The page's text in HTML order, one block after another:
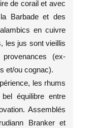
de corail et avec
Barbade et des
en cuivre
les jus sont vieillis
(ex-
et/ou cognac).
les rhums
équilibre entre
Assemblés
Branker et